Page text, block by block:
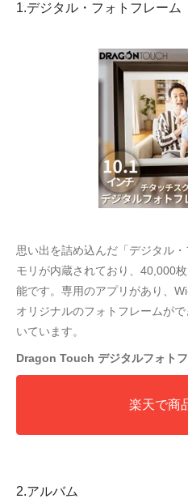
1.デジタル・フォトフレーム
思い出を詰め込んだ「デジタル
モリが内蔵されており、40,000
能です。専用のアプリがあり、
オリジナルのフォトフレームが
いています。
Dragon Touch デジタルフォト
楽天で商
2.アルバム